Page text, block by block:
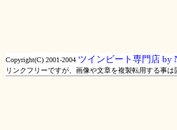
Copyright(C) 2001-2004 ツインビート専門店 by
リンクフリーですが、画像や文章を複製転用する事は